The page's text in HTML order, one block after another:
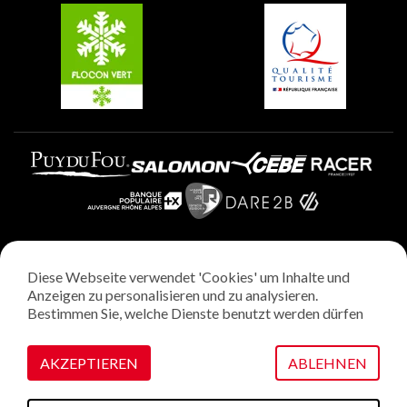
Plagne Villages
Plagne Aime 2000
Rechtliche Hinweise
Datenschutzrichtlinie
Verwaltung von Cookies
Diese Webseite verwendet 'Cookies' um Inhalte und
Anzeigen zu personalisieren und zu analysieren.
Bestimmen Sie, welche Dienste benutzt werden dürfen
AKZEPTIEREN ABLEHNEN